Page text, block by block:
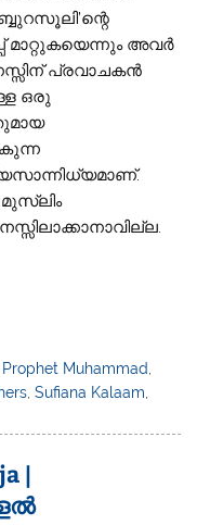
മാറ്റുകയെന്നും അവർ
പ്രവാചകൻ
ഒരു
Prophet Muhammad,
,Sufiana Kalaam
|